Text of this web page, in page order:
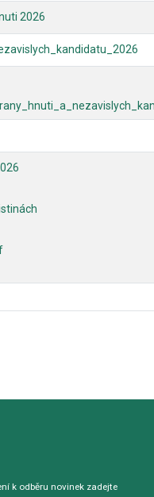
2026
k odběru novinek zadejte